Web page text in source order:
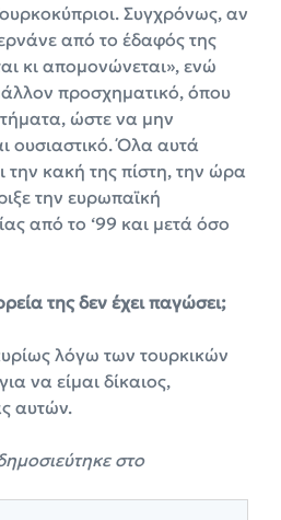
Συγχρόνως, αν
από το έδαφός της
κι απομονώνεται», ενώ
προσχηματικό, όπου
ώστε να μην
ουσιαστικό. Όλα αυτά
την κακή της πίστη, την ώρα
την ευρωπαϊκή
από το ‘99 και μετά όσο
της δεν έχει παγώσει;
λόγω των τουρκικών
να είμαι δίκαιος,
αυτών.
στο